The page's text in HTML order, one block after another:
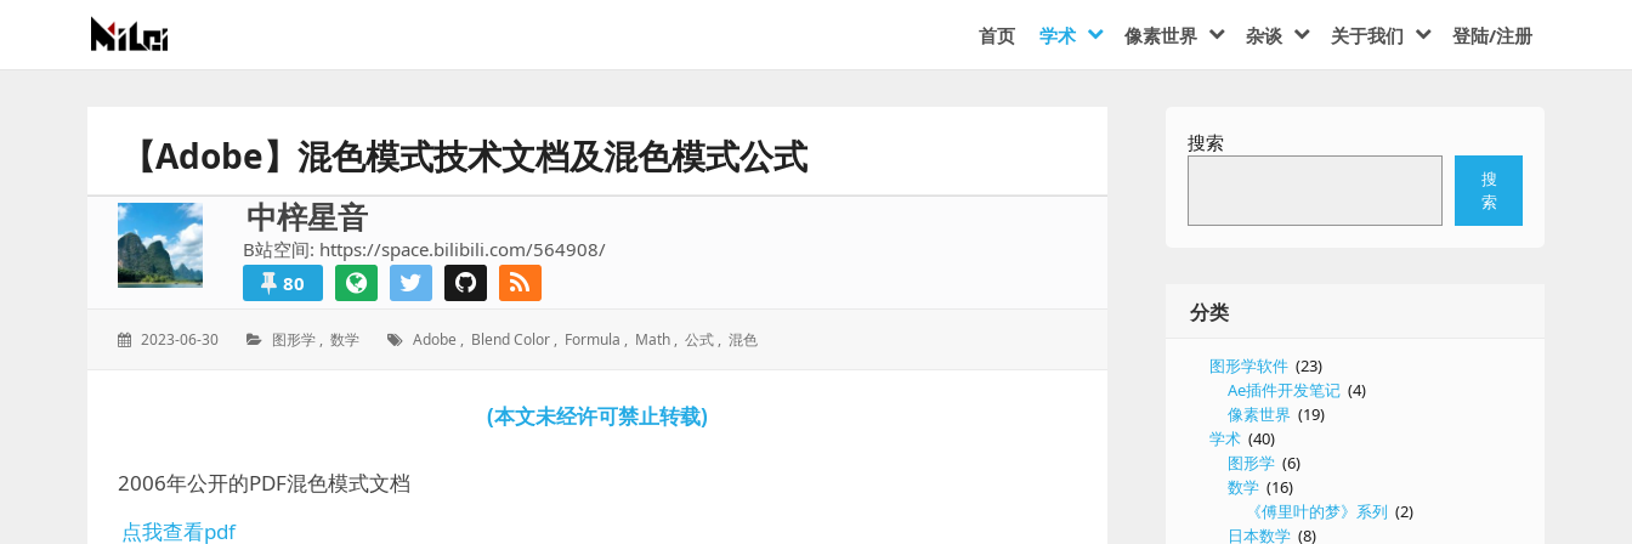
有
的
首页 学术 像素世界 杂谈 关于我们 登陆/注册
【Adobe】混色模式技术文档及混色模式公式
中梓星音
B站空间: https://space.bilibili.com/564908/
80
发
2023-06-30
分
图形学 , 数学
标
Adobe , Blend Color , Formula , Math , 公式 , 混色
(本文未经许可禁止转载)
2006年公开的PDF混色模式文档
点我查看pdf
搜索
搜
索
分类
图形学软件 (23)
Ae插件开发笔记 (4)
像素世界 (19)
学术 (40)
图形学 (6)
数学 (16)
《傅里叶的梦》系列 (2)
日本数学 (8)